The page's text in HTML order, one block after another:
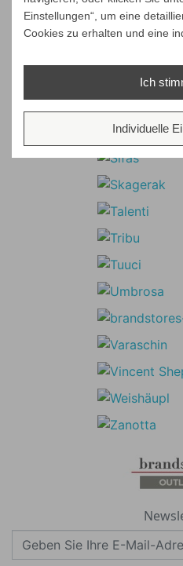
Einstellungen“, um eine
Cookies zu erhalten und eine
Ich
Individuelle